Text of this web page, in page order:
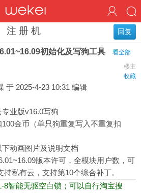
回复
注 册 机
初始化及写狗工具
看全部
楼主
收藏
于 2025-4-23 10:31 编辑
业版v16.0写狗
金币（单只狗重复写入不重复扣
动画图片及说明文档
版本许可，全模块用户数，可
持私有云，支持第10个综合补丁。
8智能无驱空白锁；可以自行淘宝搜